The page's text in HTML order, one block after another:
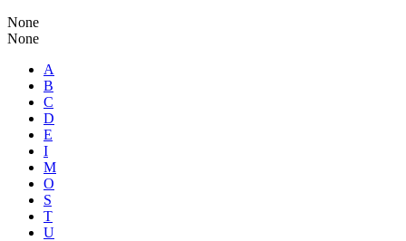
None
None
A
B
C
D
E
I
M
O
S
T
U